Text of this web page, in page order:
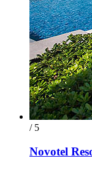
/ 5
Novotel